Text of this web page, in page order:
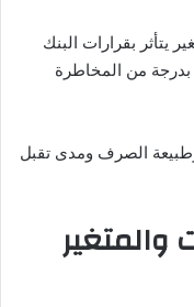
يتأثر بقرارات البنك
من المخاطرة
وطبيعة الصرف ومدى تقبل
والمتغير